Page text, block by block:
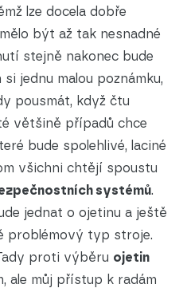
lze docela dobře
být až tak nesnadné
stejně nakonec bude
jednu malou poznámku,
pousmát, když čtu
většině případů chce
bude spolehlivé, laciné
všichni chtějí spoustu
systémů.
jednat o ojetinu a ještě
problémový typ stroje.
proti výběru ojetin
ale můj přístup k radám